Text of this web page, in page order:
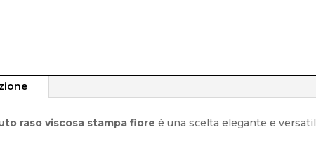
raso viscosa stampa fiore è una scelta elegante e